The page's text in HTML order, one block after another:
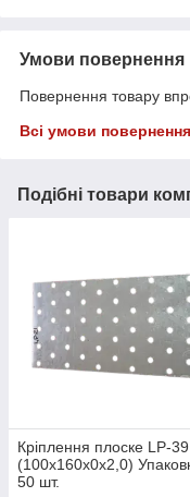
Умови повернення
Повернення товару
Всі умови повернення
Подібні товари
Кріплення плоске LP-
(100х160х0х2,0)
50 шт.